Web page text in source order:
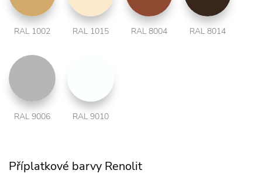
RAL 1002 RAL 1015 RAL 8004 RAL 8014
RAL 9006 RAL 9010
Příplatkové barvy Renolit